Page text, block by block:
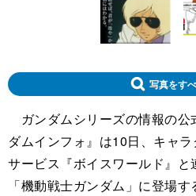
写真をす
ガンダムシリーズの情報の公
ダムインフォ』は10日、キャ
サービス『ボイスワールド』と
「機動戦士ガンダム」に登場す